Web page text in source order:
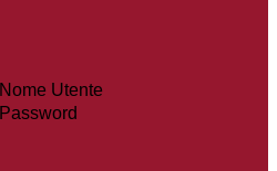
Nome Utente
Password